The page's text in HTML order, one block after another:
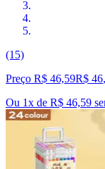
(15)
Preço R$ 46,59R$ 46,
Ou 1x de R$ 46,59